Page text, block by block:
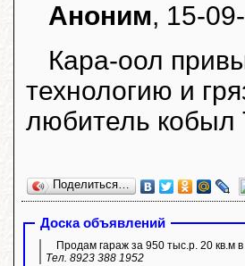
Аноним, 15-
Кара-оол
технологию и
любитель
Поделиться…
Доска объявлений
Продам гараж за 950 тыс.р. 20 кв.м
Тел. 8923 388 1952